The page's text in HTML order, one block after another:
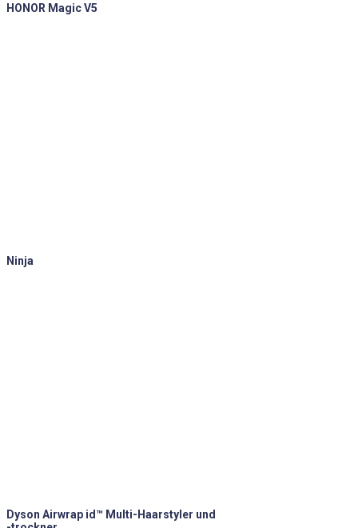
HONOR Magic V5
Ninja
Dyson Airwrap id™ Multi-Haarstyler und